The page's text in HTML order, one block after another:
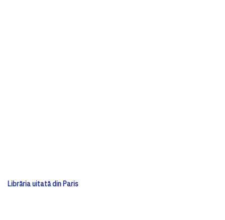
Librăria uitată din Paris